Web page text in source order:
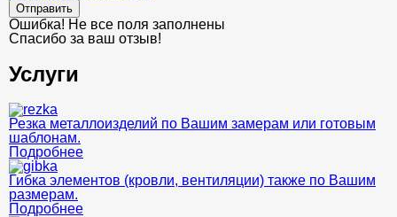
Отправить
Ошибка! Не все поля заполнены
Спасибо за ваш отзыв!
Услуги
Резка металлоизделий по Вашим замерам или готовым
шаблонам.
Подробнее
Гибка элементов (кровли, вентиляции) также по Вашим
размерам.
Подробнее